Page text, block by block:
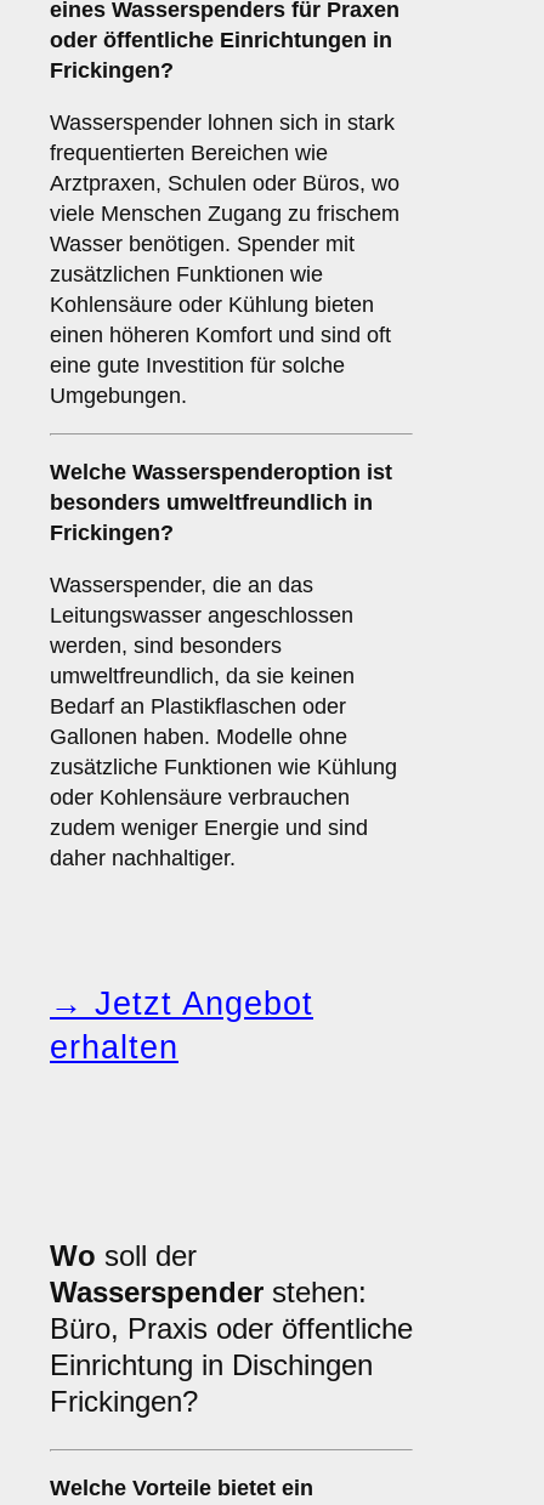
eines Wasserspenders für Praxen
oder öffentliche Einrichtungen in
Frickingen?
Wasserspender lohnen sich in stark
frequentierten Bereichen wie
Arztpraxen, Schulen oder Büros, wo
viele Menschen Zugang zu frischem
Wasser benötigen. Spender mit
zusätzlichen Funktionen wie
Kohlensäure oder Kühlung bieten
einen höheren Komfort und sind oft
eine gute Investition für solche
Umgebungen.
Welche Wasserspenderoption ist
besonders umweltfreundlich in
Frickingen?
Wasserspender, die an das
Leitungswasser angeschlossen
werden, sind besonders
umweltfreundlich, da sie keinen
Bedarf an Plastikflaschen oder
Gallonen haben. Modelle ohne
zusätzliche Funktionen wie Kühlung
oder Kohlensäure verbrauchen
zudem weniger Energie und sind
daher nachhaltiger.
→ Jetzt Angebot
erhalten
Wo soll der
Wasserspender stehen:
Büro, Praxis oder öffentliche
Einrichtung in Dischingen
Frickingen?
Welche Vorteile bietet ein